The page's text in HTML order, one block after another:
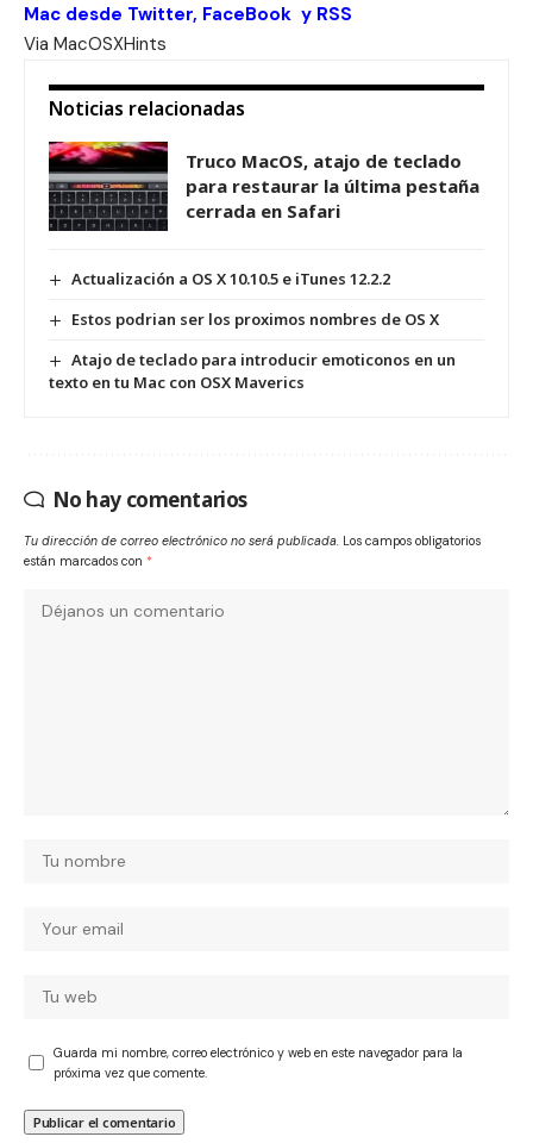
Mac desde Twitter, FaceBook y RSS
Via MacOSXHints
Noticias relacionadas
Truco MacOS, atajo de teclado
para restaurar la última pestaña
cerrada en Safari
Actualización a OS X 10.10.5 e iTunes 12.2.2
Estos podrian ser los proximos nombres de OS X
Atajo de teclado para introducir emoticonos en un
texto en tu Mac con OSX Maverics
No hay comentarios
Tu dirección de correo electrónico no será publicada. Los campos obligatorios
están marcados con *
Guarda mi nombre, correo electrónico y web en este navegador para la
próxima vez que comente.